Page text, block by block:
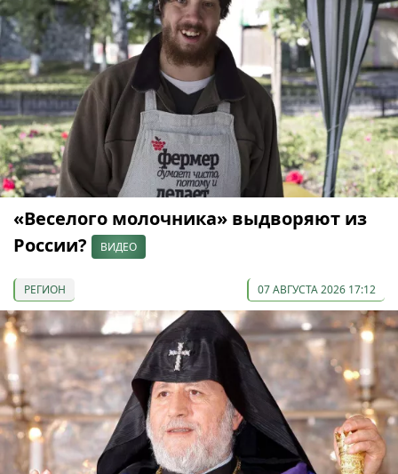
«Веселого молочника» выдворяют из
России?
ВИДЕО
РЕГИОН 07 АВГУСТА 2026 17:12